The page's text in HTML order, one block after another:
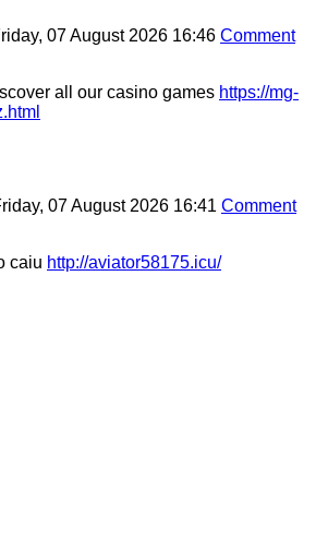
07 August 2026 16:46 Comment
all our casino games https://mg-
07 August 2026 16:41 Comment
caiu http://aviator58175.icu/